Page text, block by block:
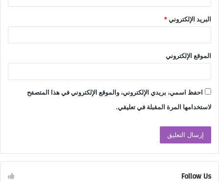
البريد الإلكتروني*
الموقع الإلكتروني
احفظ اسمي، بريدي الإلكتروني، والموقع الإلكتروني في هذا المتصفح
لاستخدامها المرة المقبلة في تعليقي.
Follow Us